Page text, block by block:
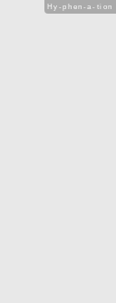
Hy-phen-a-tion